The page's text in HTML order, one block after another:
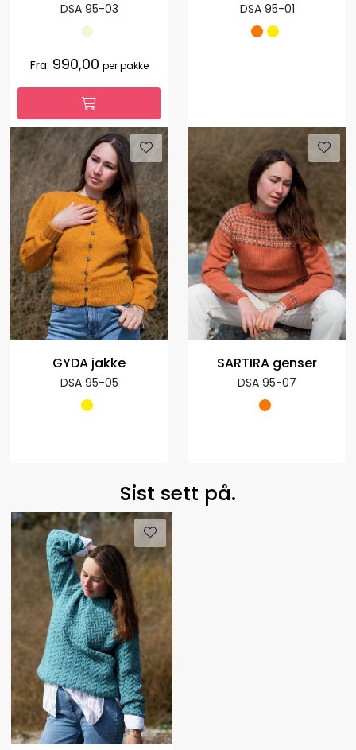
DSA 95-03
Fra: 990,00 per pakke
DSA 95-01
GYDA jakke
DSA 95-05
SARTIRA genser
DSA 95-07
Sist sett på.